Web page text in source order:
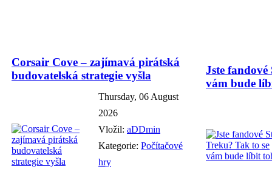
Corsair Cove – zajímavá pirátská
budovatelská strategie vyšla
Thursday, 06 August
2026
Vložil: aDDmin
Kategorie: Počítačové
hry
Jste
vám bude